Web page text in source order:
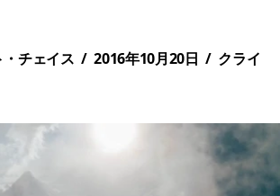
チェイス / 2016年10月20日 / クライ